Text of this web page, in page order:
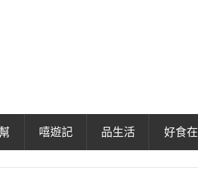
嘻遊記 品生活 好食在